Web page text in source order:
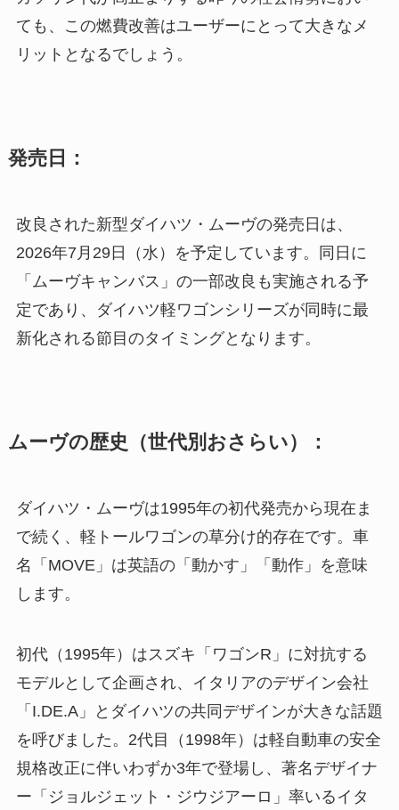
ても、この燃費改善はユーザーにとって大きなメ
リットとなるでしょう。
発売日：
改良された新型ダイハツ・ムーヴの発売日は、
2026年7月29日（水）を予定しています。同日に
「ムーヴキャンバス」の一部改良も実施される予
定であり、ダイハツ軽ワゴンシリーズが同時に最
新化される節目のタイミングとなります。
ムーヴの歴史（世代別おさらい）：
ダイハツ・ムーヴは1995年の初代発売から現在ま
で続く、軽トールワゴンの草分け的存在です。車
名「MOVE」は英語の「動かす」「動作」を意味
します。
初代（1995年）はスズキ「ワゴンR」に対抗する
モデルとして企画され、イタリアのデザイン会社
「I.DE.A」とダイハツの共同デザインが大きな話題
を呼びました。2代目（1998年）は軽自動車の安全
規格改正に伴いわずか3年で登場し、著名デザイナ
ー「ジョルジェット・ジウジアーロ」率いるイタ